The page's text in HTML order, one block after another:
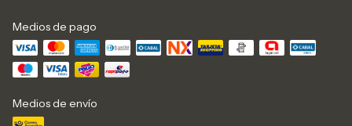
Medios de pago
Medios de envío